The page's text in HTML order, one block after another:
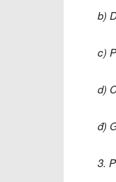
b)
c)
d)
đ)
3.